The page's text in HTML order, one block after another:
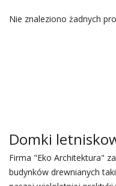
Nie znaleziono żadnych
Domki
Firma "Eko Architektura"
budynków drewnianych